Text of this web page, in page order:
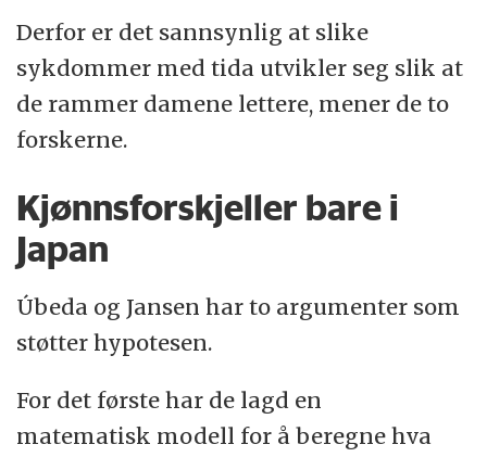
Derfor er det sannsynlig at slike
sykdommer med tida utvikler seg slik at
de rammer damene lettere, mener de to
forskerne.
Kjønnsforskjeller bare i
Japan
Úbeda og Jansen har to argumenter som
støtter hypotesen.
For det første har de lagd en
matematisk modell for å beregne hva